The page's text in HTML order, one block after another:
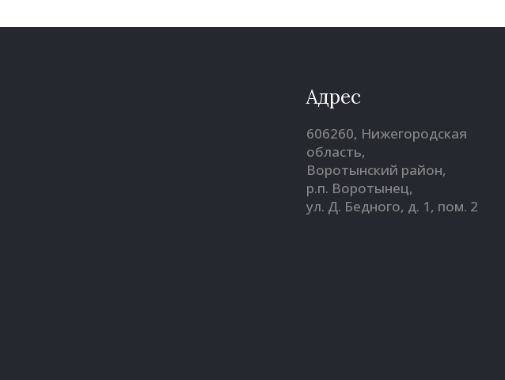
Адрес
606260, Нижегородская
область,
Воротынский район,
р.п. Воротынец,
ул. Д. Бедного, д. 1, пом. 2